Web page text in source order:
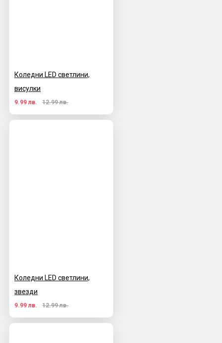
Коледни LED светлини,
висулки
9.99 лв. 12.99 лв.
Коледни LED светлини,
звезди
9.99 лв. 12.99 лв.